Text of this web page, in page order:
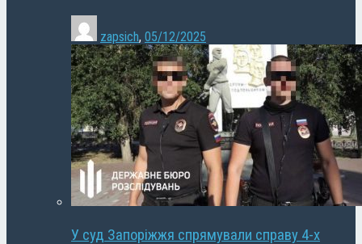
zapsich, 05/12/2025
У суд Запоріжжя спрямували справу 4-х